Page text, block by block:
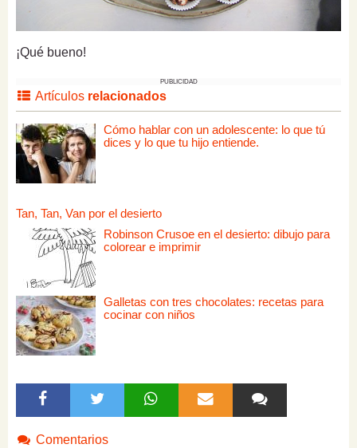
¡Qué bueno!
PUBLICIDAD
Artículos relacionados
Cómo hablar con un adolescente: lo que tú
dices y lo que tu hijo entiende.
Tan, Tan, Van por el desierto
Robinson Crusoe en el desierto: dibujo para
colorear e imprimir
Galletas con tres chocolates: recetas para
cocinar con niños
Comentarios